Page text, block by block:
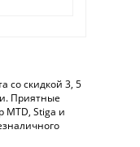
со скидкой 3, 5
Приятные
Stiga и